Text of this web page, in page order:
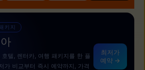
키지
텔, 렌터카, 여행 패키지를 한 플
가 비교부터 즉시 예약까지, 가격
최저가
예약 →